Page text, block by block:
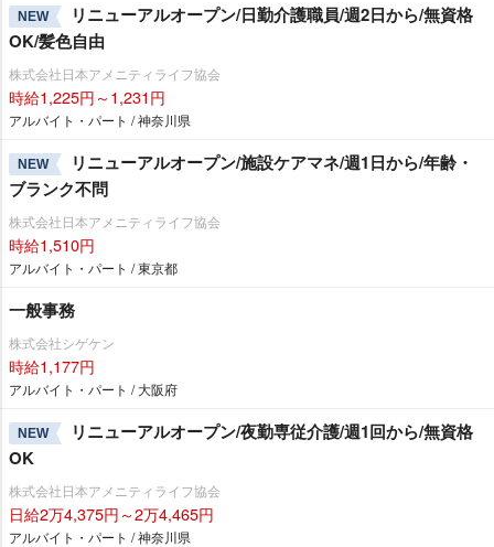
NEW
リニューアルオープン/日勤介護職員/週2日から/無資格
OK/髪色自由
株式会社日本アメニティライフ協会
時給1,225円～1,231円
アルバイト・パート / 神奈川県
NEW
リニューアルオープン/施設ケアマネ/週1日から/年齢・
ブランク不問
株式会社日本アメニティライフ協会
時給1,510円
アルバイト・パート / 東京都
一般事務
株式会社シゲケン
時給1,177円
アルバイト・パート / 大阪府
NEW
リニューアルオープン/夜勤専従介護/週1回から/無資格
OK
株式会社日本アメニティライフ協会
日給2万4,375円～2万4,465円
アルバイト・パート / 神奈川県